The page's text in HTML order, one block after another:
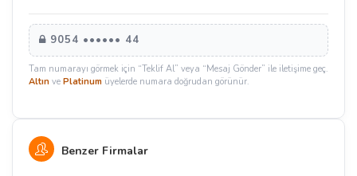
9054 •••••• 44
Tam numarayı görmek için “Teklif Al” veya “Mesaj Gönder” ile iletişime geç.
Altın ve Platinum üyelerde numara doğrudan görünür.
Benzer Firmalar